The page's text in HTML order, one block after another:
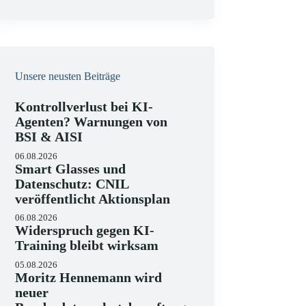
Unsere neusten Beiträge
Kontrollverlust bei KI-
Agenten? Warnungen von
BSI & AISI
06.08.2026
Smart Glasses und
Datenschutz: CNIL
veröffentlicht Aktionsplan
06.08.2026
Widerspruch gegen KI-
Training bleibt wirksam
05.08.2026
Moritz Hennemann wird
neuer